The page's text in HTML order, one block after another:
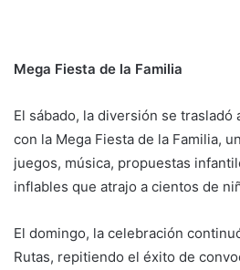
Mega Fiesta de la Familia
El sábado, la diversión se trasladó
con la Mega Fiesta de la Familia,
juegos, música, propuestas
inflables que atrajo a cientos de
El domingo, la celebración
Rutas, repitiendo el éxito de